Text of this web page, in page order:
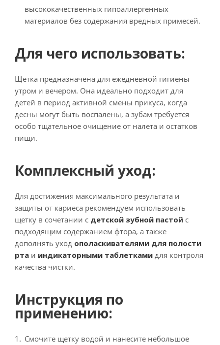
высококачественных гипоаллергенных
материалов без содержания вредных примесей.
Для чего использовать:
Щетка предназначена для ежедневной гигиены
утром и вечером. Она идеально подходит для
детей в период активной смены прикуса, когда
десны могут быть воспалены, а зубам требуется
особо тщательное очищение от налета и остатков
пищи.
Комплексный уход:
Для достижения максимального результата и
защиты от кариеса рекомендуем использовать
щетку в сочетании с детской зубной пастой с
подходящим содержанием фтора, а также
дополнять уход ополаскивателями для полости
рта и индикаторными таблетками для контроля
качества чистки.
Инструкция по
применению:
Смочите щетку водой и нанесите небольшое